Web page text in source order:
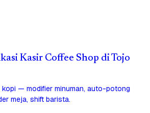
Kasir Coffee Shop di Tojo
kopi — modifier minuman, auto-potong
meja, shift barista.